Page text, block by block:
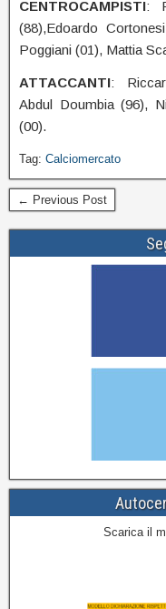
CENTROCAMPISTI:
(88),Edoardo
Poggiani (01), Mattia
ATTACCANTI:
Abdul Doumbia (96),
(00).
Tag: Calciomercato
← Previous Post
Scarica il